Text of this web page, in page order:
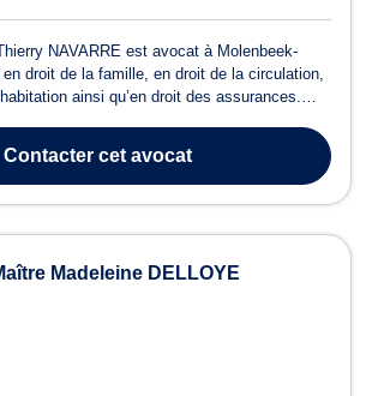
NAVARRE est avocat à Molenbeek-
droit de la famille, en droit de la circulation,
ainsi qu’en droit des assurances.
relatives aux divorces à l'amiable ou
Contactercet avocat
Madeleine DELLOYE